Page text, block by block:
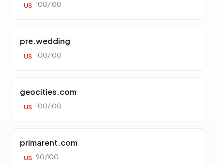
US 100/100
pre.wedding
US 100/100
geocities.com
US 100/100
primarent.com
US 90/100